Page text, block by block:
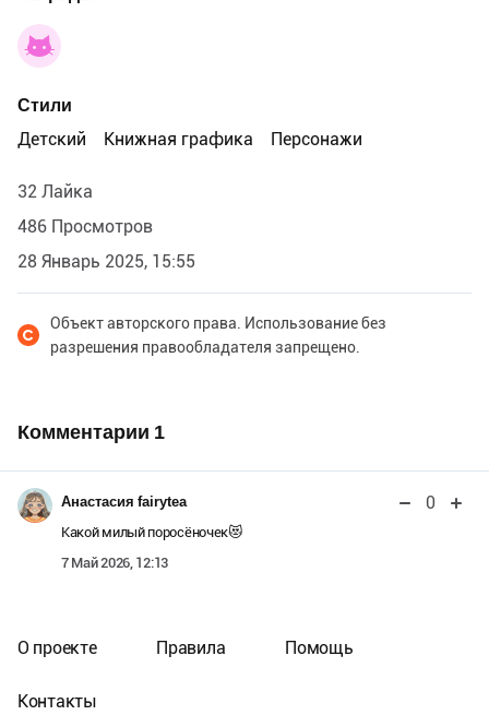
Стили
Детский
Книжная графика Персонажи
32 Лайка
486 Просмотров
28 Январь 2025, 15:55
Объект авторского права. Использование без
разрешения правообладателя запрещено.
Комментарии 1
Анастасия fairytea 0
Какой милый поросёночек😻
7 Май 2026, 12:13
О проекте Правила Помощь
Контакты